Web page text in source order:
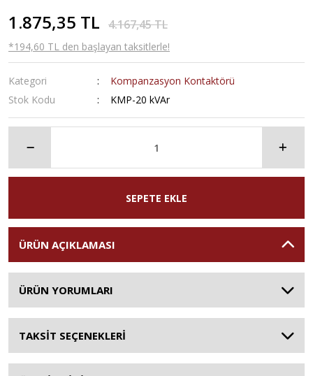
1.875,35 TL 4.167,45 TL
*194,60 TL den başlayan taksitlerle!
Kategori
Kompanzasyon Kontaktörü
Stok Kodu
KMP-20 kVAr
SEPETE EKLE
ÜRÜN AÇIKLAMASI
ÜRÜN YORUMLARI
TAKSİT SEÇENEKLERİ